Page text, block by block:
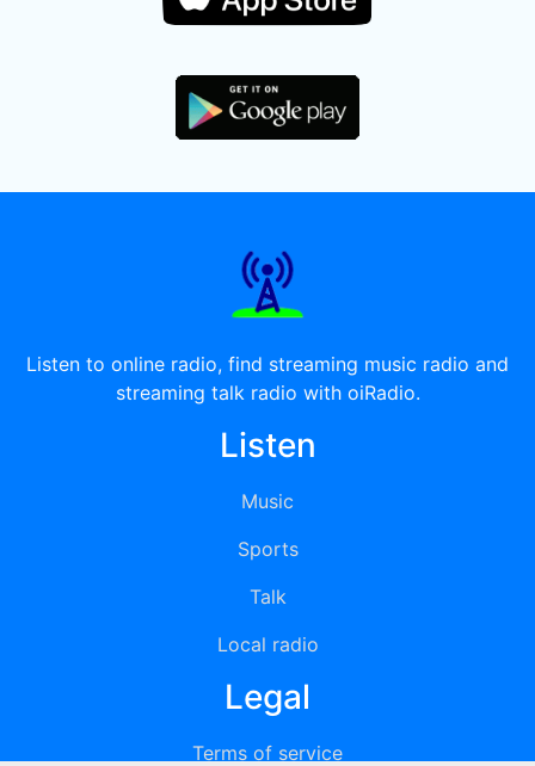
Listen to online radio, find streaming music radio and
streaming talk radio with oiRadio.
Listen
Music
Sports
Talk
Local radio
Legal
Terms of service